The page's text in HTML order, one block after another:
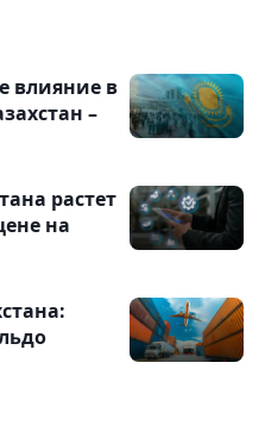
влияние в
–
растет
на